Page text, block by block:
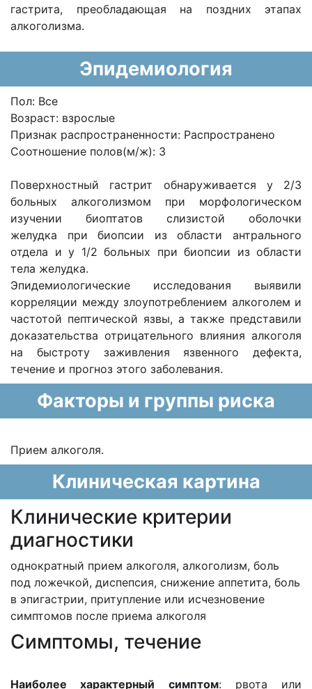
гастрита, преобладающая на поздних этапах
алкоголизма.
Эпидемиология
Пол: Все
Возраст: взрослые
Признак распространенности: Распространено
Соотношение полов(м/ж): 3
Поверхностный гастрит обнаруживается у 2/3
больных алкоголизмом при морфологическом
изучении биоптатов слизистой оболочки
желудка при биопсии из области антрального
отдела и у 1/2 больных при биопсии из области
тела желудка.
Эпидемиологические исследования выявили
корреляции между злоупотреблением алкоголем и
частотой пептической язвы, а также представили
доказательства отрицательного влияния алкоголя
на быстроту заживления язвенного дефекта,
течение и прогноз этого заболевания.
Факторы и группы риска
Прием алкоголя.
Клиническая картина
Клинические критерии
диагностики
однократный прием алкоголя, алкоголизм, боль
под ложечкой, диспепсия, снижение аппетита, боль
в эпигастрии, притупление или исчезновение
симптомов после приема алкоголя
Cимптомы, течение
Наиболее характерный симптом: рвота или